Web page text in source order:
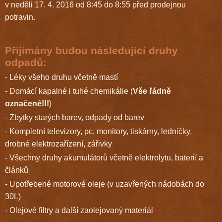
v neděli 17. 4. 2016 od 8:45 do 8:55 před prodejnou
potravin.
Přijímány budou následující druhy
odpadů:
- Léky všeho druhu včetně mastí
- Domácí kapalné i tuhé chemikálie (Vše řádně
označené!!!)
- Zbytky starých barev, odpady od barev
- Kompletní televizory, pc, monitory, tiskárny, ledničky,
drobné elektrozařízení, zářivky
- Všechny druhy akumulátorů včetně elektrolytu, baterií a
článků
- Upotřebené motorové oleje (v uzavřených nádobách do
30L)
- Olejové filtry a další zaolejovaný materiál